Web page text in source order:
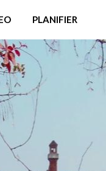
PLANIFIER